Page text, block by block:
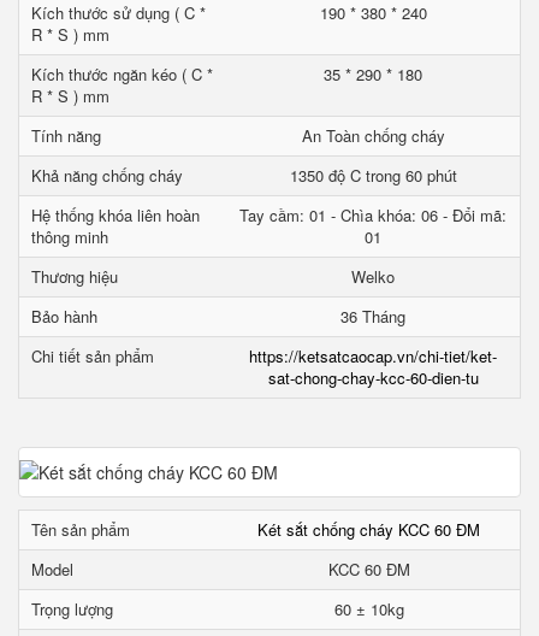
Kích thước sử dụng ( C *
R * S ) mm
190 * 380 * 240
Kích thước ngăn kéo ( C *
R * S ) mm
35 * 290 * 180
Tính năng
An Toàn chống cháy
Khả năng chống cháy
1350 độ C trong 60 phút
Hệ thống khóa liên hoàn
thông minh
Tay cầm: 01 - Chìa khóa: 06 - Đổi mã:
01
Thương hiệu
Welko
Bảo hành
36 Tháng
Chi tiết sản phẩm
https://ketsatcaocap.vn/chi-tiet/ket-
sat-chong-chay-kcc-60-dien-tu
Tên sản phẩm
Két sắt chống cháy KCC 60 ĐM
Model
KCC 60 ĐM
Trọng lượng
60 ± 10kg